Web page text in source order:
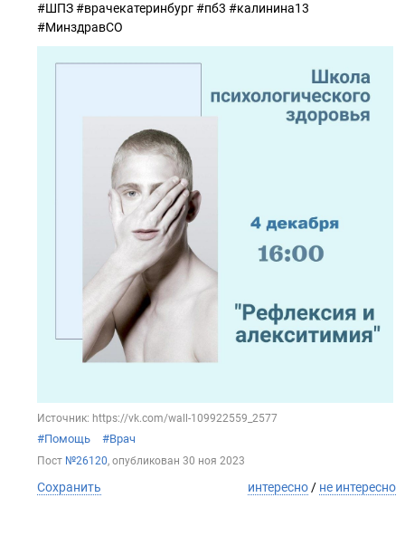
#ШПЗ #врачекатеринбург #пб3 #калинина13
#МинздравСО
Источник: https://vk.com/wall-109922559_2577
#Помощь #Врач
Пост №26120, опубликован 30 ноя 2023
Сохранить интересно / не интересно